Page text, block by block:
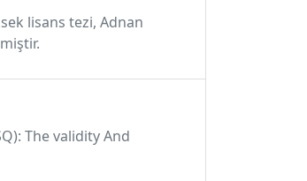
lisans tezi, Adnan
The validity And